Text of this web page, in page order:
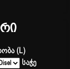
(L)
საჭე